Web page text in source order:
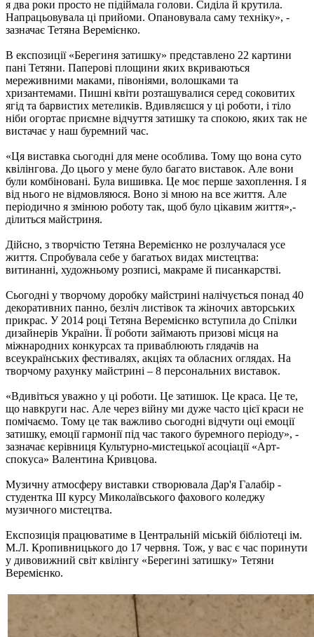
я два роки просто не підіймала голови. Сиділа й крутила.
Напрацьовувала ці прийоми. Опановувала саму техніку», -
зазначає Тетяна Веремієнко.
В експозиції «Берегиня затишку» представлено 22 картини
пані Тетяни. Паперові площини яких вкриваються
мереживними маками, півоніями, волошками та
хризантемами. Пишні квіти розташувалися серед соковитих
ягід та барвистих метеликів. Вдивляєшся у ці роботи, і тіло
ніби огортає приємне відчуття затишку та спокою, яких так не
вистачає у наш буремний час.
«Ця виставка сьогодні для мене особлива. Тому що вона суто
квілінгова. До цього у мене було багато виставок. Але вони
були комбіновані. Була вишивка. Це моє перше захоплення. І я
від нього не відмовляюся. Воно зі мною на все життя. Але
періодично я змінюю роботу так, щоб було цікавим життя»,-
ділиться майстриня.
Дійсно, з творчістю Тетяна Веремієнко не розлучалася усе
життя. Спробувала себе у багатьох видах мистецтва:
витинанні, художньому розписі, макраме й писанкарстві.
Cьогодні у творчому доробку майстрині налічується понад 40
декоративних панно, безліч листівок та жіночих авторських
прикрас. У 2014 році Тетяна Веремієнко вступила до Спілки
дизайнерів України. Її роботи займають призові місця на
міжнародних конкурсах та приваблюють глядачів на
всеукраїнських фестивалях, акціях та обласних оглядах. На
творчому рахунку майстрині – 8 персональних виставок.
«Вдивіться уважно у ці роботи. Це затишок. Це краса. Це те,
що навкруги нас. Але через війну ми дуже часто цієї краси не
помічаємо. Тому це так важливо сьогодні відчути оці емоції
затишку, емоції гармонії під час такого буремного періоду», -
зазначає керівниця Культурно-мистецької асоціації «Арт-
спокуса» Валентина Кривцова.
Музичну атмосферу виставки створювала Дар'я Галабір -
студентка ІІІ курсу Миколаївського фахового коледжу
музичного мистецтва.
Експозиція працюватиме в Центральній міській бібліотеці ім.
М.Л. Кропивницького до 17 червня. Тож, у вас є час поринути
у дивовижний світ квілінгу «Берегині затишку» Тетяни
Веремієнко.